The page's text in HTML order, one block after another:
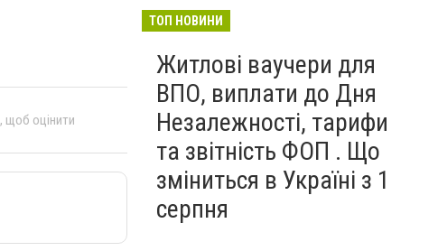
, щоб оцінити
ТОП НОВИНИ
Житлові ваучери для
ВПО, виплати до Дня
Незалежності, тарифи
та звітність ФОП . Що
зміниться в Україні з 1
серпня